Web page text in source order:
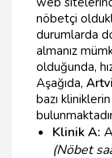
nöbetçi
durumlarda
almanız
olduğunda,
Aşağıda,
bazı
Klinik A:
(Nöbet